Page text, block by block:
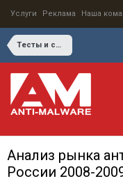
Услуги Реклама Наша
Тесты и сравнения
Анализ рынка
России 2008-